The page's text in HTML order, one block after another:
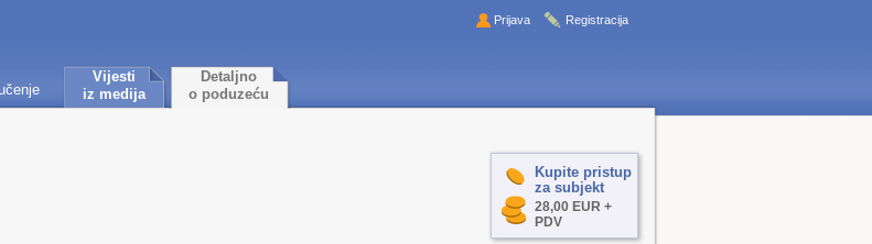
Vijesti
iz medija
Detaljno
o poduzeću
Prijava Registracija
Kupite pristup
za subjekt
28,00 EUR +
PDV